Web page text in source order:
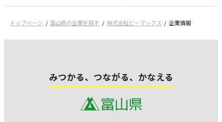
トップページ 富山県の企業を探す 株式会社ビーマックス 企業情報
みつかる、つながる、かなえる